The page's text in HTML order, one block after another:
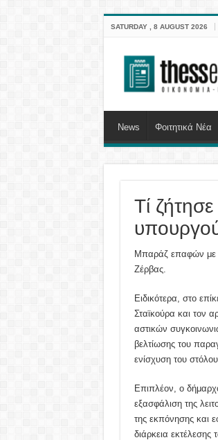
SATURDAY , 8 AUGUST 2026
News Φοιτητικά Νέα
Τί
Μπαράζ επαφών με
Ζέρβας.
Ειδικότερα, στο
Σταϊκούρα και τον
αστικών
βελτίωσης του
ενίσχυση του
Επιπλέον, ο
εξασφάλιση της
της εκπόνησης και
διάρκεια